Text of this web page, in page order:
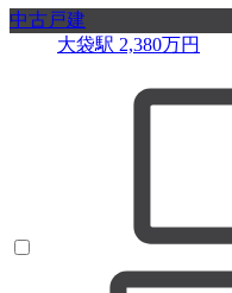
中古戸建
大袋駅 2,380万円